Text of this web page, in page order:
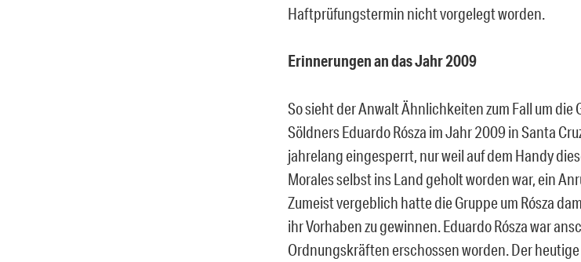
Haftprüfungstermin nicht vorgelegt worden.
Erinnerungen an das Jahr 2009
So sieht der Anwalt Ähnlichkeiten zum Fall um
Söldners Eduardo Rósza im Jahr 2009 in Santa
jahrelang eingesperrt, nur weil auf dem Handy
Morales selbst ins Land geholt worden war, ein
Zumeist vergeblich hatte die Gruppe um Rósza
ihr Vorhaben zu gewinnen. Eduardo Rósza war
Ordnungskräften erschossen worden. Der